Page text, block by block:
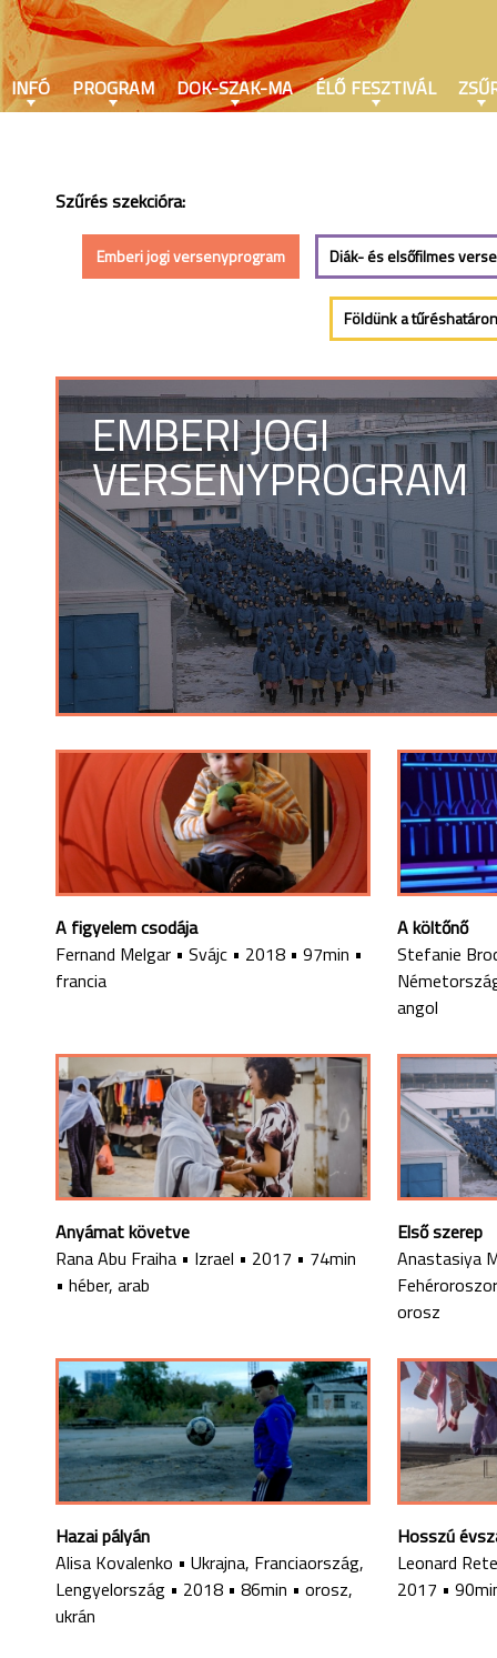
Szűrés szekcióra:
Emberi jogi versenyprogram Diák- és elsőfilmes
Földünk a tűréshatáron
EMBERI JOGI
VERSENYPROGRAM
A figyelem csodája
Fernand Melgar • Svájc • 2018 • 97min •
francia
A költőnő
Stefanie
angol
Anyámat követve
Rana Abu Fraiha • Izrael • 2017 • 74min
• héber, arab
Első szerep
Anastasiya
orosz
Hazai pályán
Alisa Kovalenko • Ukrajna, Franciaország,
Lengyelország • 2018 • 86min • orosz,
ukrán
Hosszú
Leonard
2017 •
INFÓ PROGRAM DOK-SZAK-MA ÉLŐ FESZTIVÁL